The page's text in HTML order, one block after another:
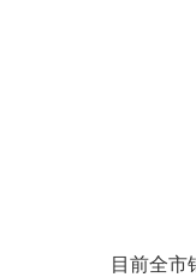
目前全市